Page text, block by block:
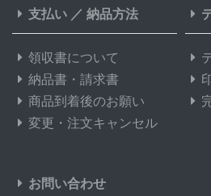
支払い ／ 納品方法
領収書について
納品書・請求書
商品到着後のお願い
変更・注文キャンセル
お問い合わせ